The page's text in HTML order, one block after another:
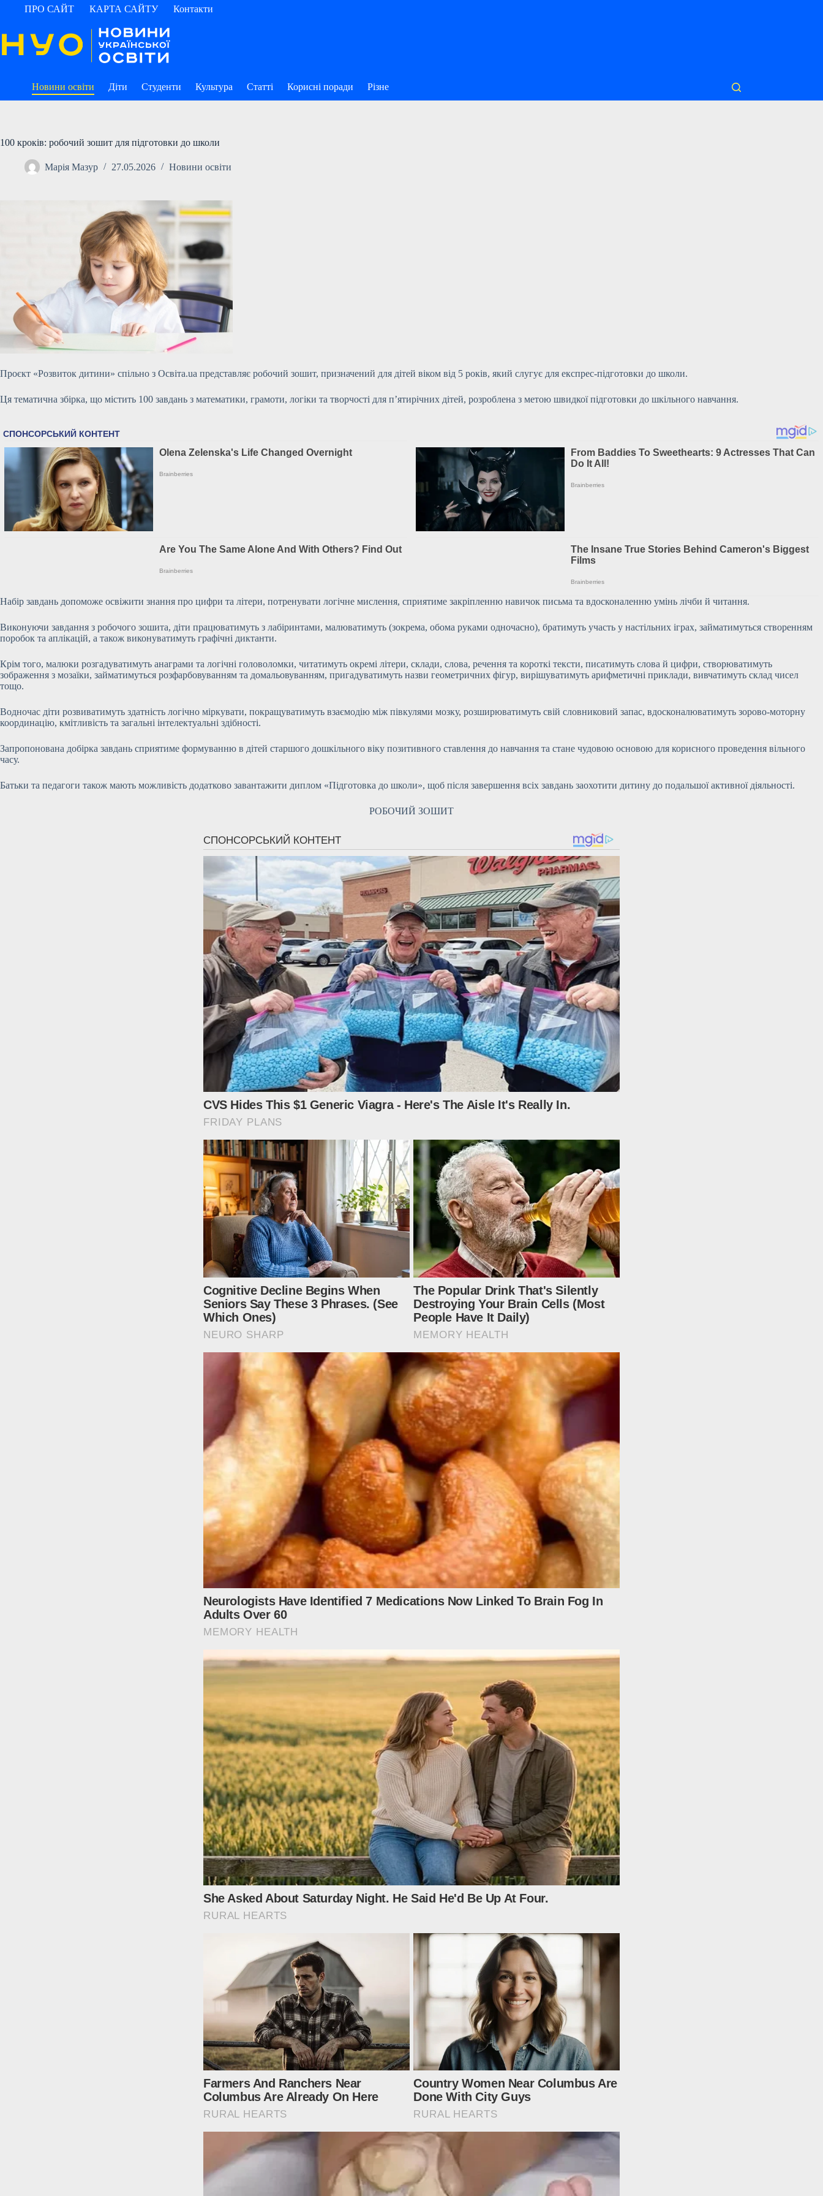
ПерейтиПРО САЙТ КАРТА САЙТУ Контакти
Новини освіти Діти Студенти Культура Статті Корисні поради Різне
100 кроків: робочий зошит для підготовки до школи
Марія Мазур 27.05.2026 Новини освіти
Проєкт «Розвиток дитини» спільно з Освіта.ua представляє робочий зошит, призначений для дітей віком від 5 років, який слугує для експрес-підготовки до школи.
Ця тематична збірка, що містить 100 завдань з математики, грамоти, логіки та творчості для п’ятирічних дітей, розроблена з метою швидкої підготовки до шкільного навчання.
Набір завдань допоможе освіжити знання про цифри та літери, потренувати логічне мислення, сприятиме закріпленню навичок письма та вдосконаленню умінь лічби й читання.
Виконуючи завдання з робочого зошита, діти працюватимуть з лабіринтами, малюватимуть (зокрема, обома руками одночасно), братимуть участь у настільних іграх, займатимуться створенням
поробок та аплікацій, а також виконуватимуть графічні диктанти.
Крім того, малюки розгадуватимуть анаграми та логічні головоломки, читатимуть окремі літери, склади, слова, речення та короткі тексти, писатимуть слова й цифри, створюватимуть
зображення з мозаїки, займатимуться розфарбовуванням та домальовуванням, пригадуватимуть назви геометричних фігур, вирішуватимуть арифметичні приклади, вивчатимуть склад чисел
тощо.
Водночас діти розвиватимуть здатність логічно міркувати, покращуватимуть взаємодію між півкулями мозку, розширюватимуть свій словниковий запас, вдосконалюватимуть зорово-моторну
координацію, кмітливість та загальні інтелектуальні здібності.
Запропонована добірка завдань сприятиме формуванню в дітей старшого дошкільного віку позитивного ставлення до навчання та стане чудовою основою для корисного проведення вільного
часу.
Батьки та педагоги також мають можливість додатково завантажити диплом «Підготовка до школи», щоб після завершення всіх завдань заохотити дитину до подальшої активної діяльності.
РОБОЧИЙ ЗОШИТ